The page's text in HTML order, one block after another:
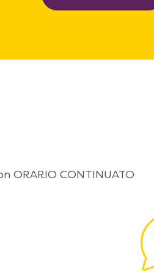
ORARIO CONTINUATO